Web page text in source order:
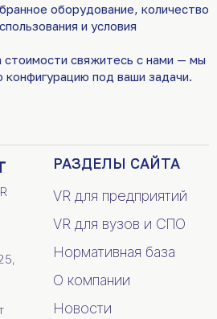
оборудование, количество
и условия
стоимости свяжитесь с нами — мы
под ваши задачи.
РАЗДЕЛЫ САЙТА
VR для предприятий
VR для вузов и СПО
Нормативная база
О компании
Новости